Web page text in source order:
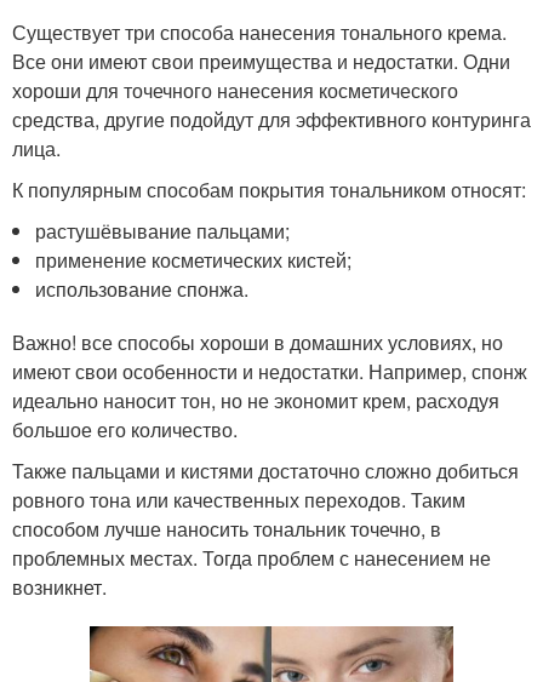
Существует три способа нанесения тонального крема.
Все они имеют свои преимущества и недостатки. Одни
хороши для точечного нанесения косметического
средства, другие подойдут для эффективного контуринга
лица.
К популярным способам покрытия тональником относят:
растушёвывание пальцами;
применение косметических кистей;
использование спонжа.
Важно! все способы хороши в домашних условиях, но
имеют свои особенности и недостатки. Например, спонж
идеально наносит тон, но не экономит крем, расходуя
большое его количество.
Также пальцами и кистями достаточно сложно добиться
ровного тона или качественных переходов. Таким
способом лучше наносить тональник точечно, в
проблемных местах. Тогда проблем с нанесением не
возникнет.